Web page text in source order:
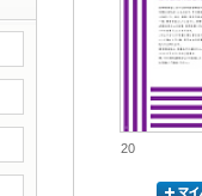
20